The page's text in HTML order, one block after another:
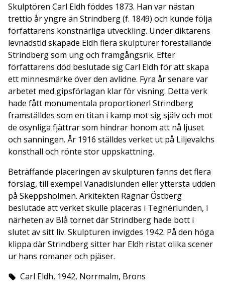
Skulptören Carl Eldh föddes 1873. Han var nästan
trettio år yngre än Strindberg (f. 1849) och kunde följa
författarens konstnärliga utveckling. Under diktarens
levnadstid skapade Eldh flera skulpturer föreställande
Strindberg som ung och framgångsrik. Efter
författarens död beslutade sig Carl Eldh för att skapa
ett minnesmärke över den avlidne. Fyra år senare var
arbetet med gipsförlagan klar för visning. Detta verk
hade fått monumentala proportioner! Strindberg
framställdes som en titan i kamp mot sig själv och mot
de osynliga fjättrar som hindrar honom att nå ljuset
och sanningen. År 1916 ställdes verket ut på Liljevalchs
konsthall och rönte stor uppskattning.
Beträffande placeringen av skulpturen fanns det flera
förslag, till exempel Vanadislunden eller yttersta udden
på Skeppsholmen. Arkitekten Ragnar Östberg
beslutade att verket skulle placeras i Tegnérlunden, i
närheten av Blå tornet där Strindberg hade bott i
slutet av sitt liv. Skulpturen invigdes 1942. På den höga
klippa där Strindberg sitter har Eldh ristat olika scener
ur hans romaner och pjäser.
Carl Eldh, 1942, Norrmalm, Brons